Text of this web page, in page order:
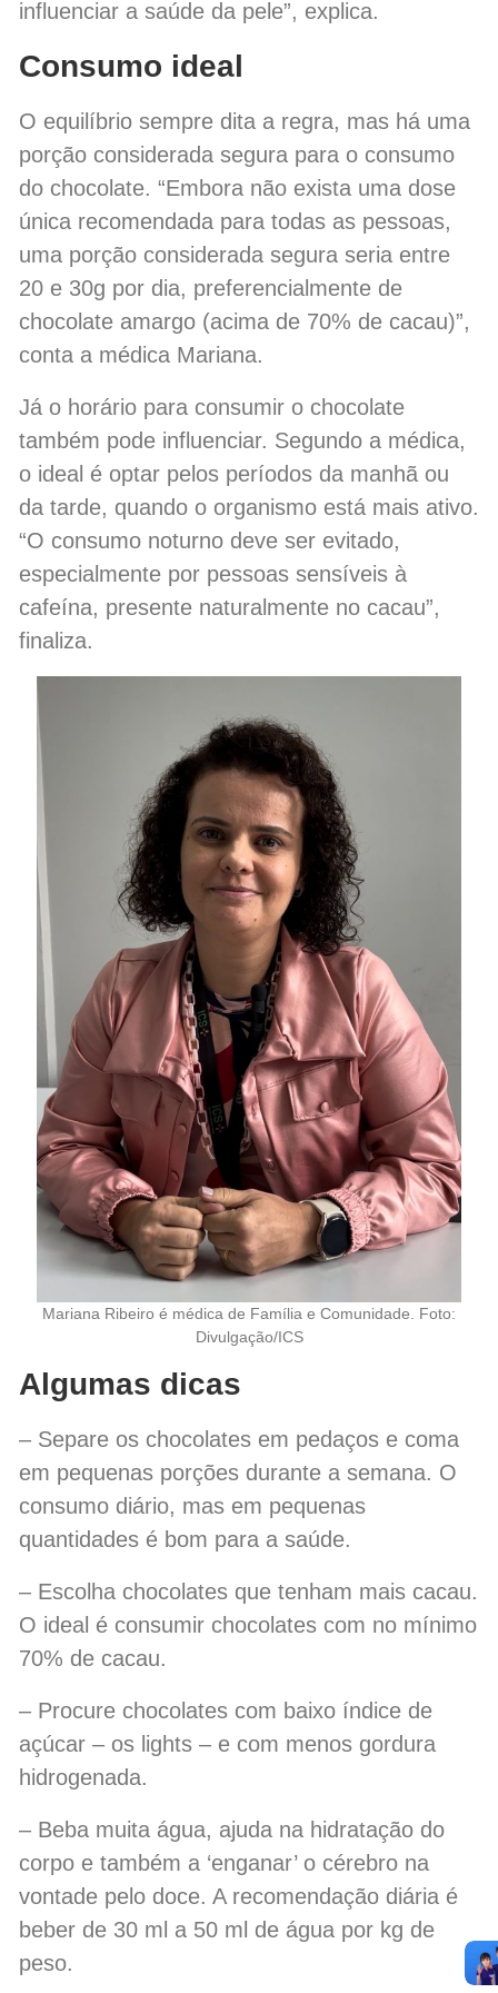
influenciar a saúde da pele”, explica.
Consumo ideal
O equilíbrio sempre dita a regra, mas há uma
porção considerada segura para o consumo
do chocolate. “Embora não exista uma dose
única recomendada para todas as pessoas,
uma porção considerada segura seria entre
20 e 30g por dia, preferencialmente de
chocolate amargo (acima de 70% de cacau)”,
conta a médica Mariana.
Já o horário para consumir o chocolate
também pode influenciar. Segundo a médica,
o ideal é optar pelos períodos da manhã ou
da tarde, quando o organismo está mais ativo.
“O consumo noturno deve ser evitado,
especialmente por pessoas sensíveis à
cafeína, presente naturalmente no cacau”,
finaliza.
Mariana Ribeiro é médica de Família e Comunidade. Foto:
Divulgação/ICS
Algumas dicas
– Separe os chocolates em pedaços e coma
em pequenas porções durante a semana. O
consumo diário, mas em pequenas
quantidades é bom para a saúde.
– Escolha chocolates que tenham mais cacau.
O ideal é consumir chocolates com no mínimo
70% de cacau.
– Procure chocolates com baixo índice de
açúcar – os lights – e com menos gordura
hidrogenada.
– Beba muita água, ajuda na hidratação do
corpo e também a ‘enganar’ o cérebro na
vontade pelo doce. A recomendação diária é
beber de 30 ml a 50 ml de água por kg de
peso.